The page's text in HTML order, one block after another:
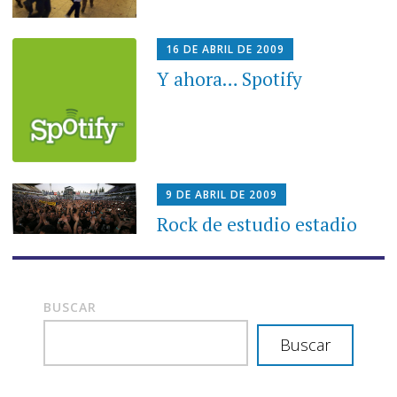
16 DE ABRIL DE 2009
Y ahora… Spotify
9 DE ABRIL DE 2009
Rock de estudio estadio
BUSCAR
Buscar